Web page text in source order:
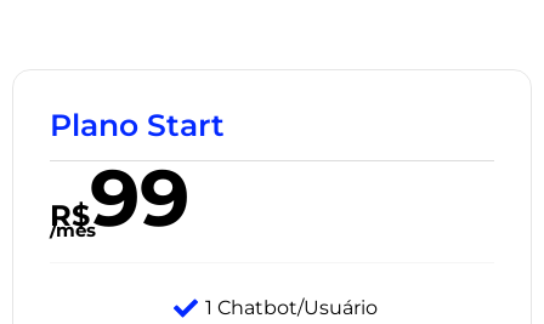
Plano Start
R$99
/mês
1 Chatbot/Usuário